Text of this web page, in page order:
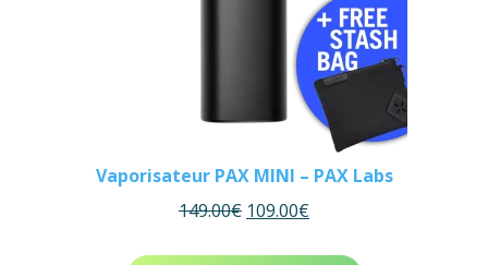
Vaporisateur PAX MINI – PAX Labs
149.00€ 109.00€